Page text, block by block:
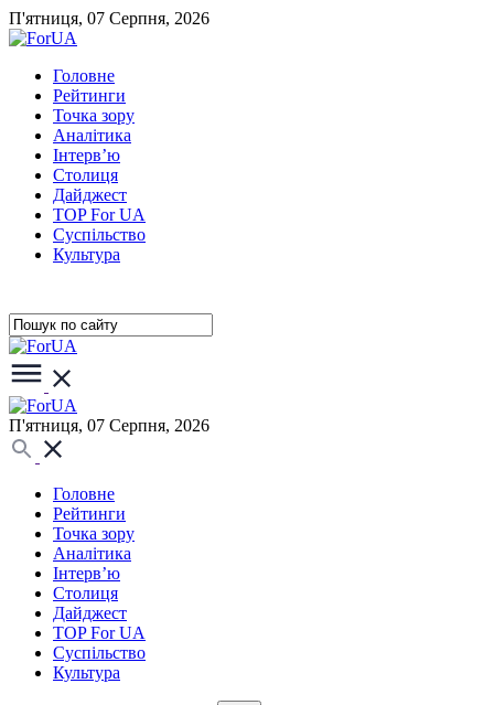
П'ятниця, 07 Серпня, 2026
Головне
Рейтинги
Точка зору
Аналітика
Інтерв’ю
Столиця
Дайджест
TOP For UA
Суспiльство
Культура
П'ятниця, 07 Серпня, 2026
Головне
Рейтинги
Точка зору
Аналітика
Інтерв’ю
Столиця
Дайджест
TOP For UA
Суспiльство
Культура